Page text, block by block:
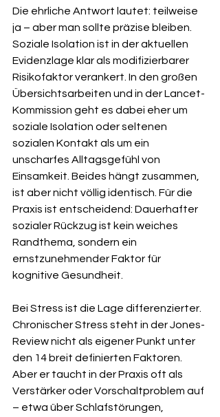
Die ehrliche Antwort lautet: teilweise
ja – aber man sollte präzise bleiben.
Soziale Isolation ist in der aktuellen
Evidenzlage klar als modifizierbarer
Risikofaktor verankert. In den großen
Übersichtsarbeiten und in der Lancet-
Kommission geht es dabei eher um
soziale Isolation oder seltenen
sozialen Kontakt als um ein
unscharfes Alltagsgefühl von
Einsamkeit. Beides hängt zusammen,
ist aber nicht völlig identisch. Für die
Praxis ist entscheidend: Dauerhafter
sozialer Rückzug ist kein weiches
Randthema, sondern ein
ernstzunehmender Faktor für
kognitive Gesundheit.
Bei Stress ist die Lage differenzierter.
Chronischer Stress steht in der Jones-
Review nicht als eigener Punkt unter
den 14 breit definierten Faktoren.
Aber er taucht in der Praxis oft als
Verstärker oder Vorschaltproblem auf
– etwa über Schlafstörungen,